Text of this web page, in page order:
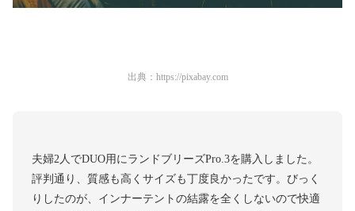
出典： https://pixabay.com
夫婦2人でDUO用にランドブリーズPro.3を購入しました。
評判通り、質感も高くサイズも丁度良かったです。びっく
りしたのが、インナーテントの結露を全くしないので快適